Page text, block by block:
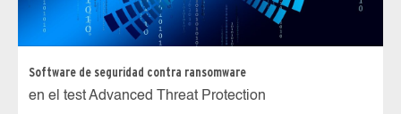
Software de seguridad contra ransomware
en el test Advanced Threat Protection